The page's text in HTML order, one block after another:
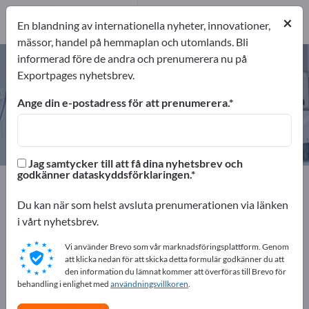
Kirurgpincetter – hitta tillverkare
och leverantörer
4
4
Exportpages
Medicin och laboratorium
Kirurgiska instrument
Kirurgpincetter
Annonsera gratis på Exportpages!
Behov – Erbjudanden – Begagnade varor –
Affärskontakter >> börja här
×
En blandning av internationella nyheter, innovationer,
mässor, handel på hemmaplan och utomlands. Bli
informerad före de andra och prenumerera nu på
Exportpages nyhetsbrev.
Ange din e-postadress för att prenumerera.
Jag samtycker till att få dina nyhetsbrev och
godkänner dataskyddsförklaringen.
Du kan när som helst avsluta prenumerationen via länken
i vårt nyhetsbrev.
Vi använder Brevo som vår marknadsföringsplattform. Genom
att klicka nedan för att skicka detta formulär godkänner du att
den information du lämnat kommer att överföras till Brevo för
behandling i enlighet med användningsvillkoren.